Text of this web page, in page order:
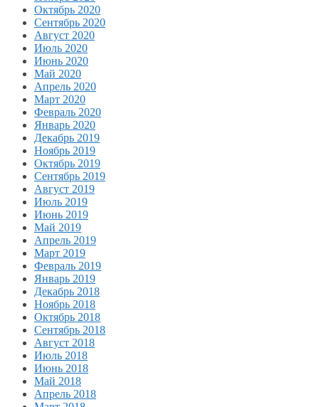
Октябрь 2020
Сентябрь 2020
Август 2020
Июль 2020
Июнь 2020
Май 2020
Апрель 2020
Март 2020
Февраль 2020
Январь 2020
Декабрь 2019
Ноябрь 2019
Октябрь 2019
Сентябрь 2019
Август 2019
Июль 2019
Июнь 2019
Май 2019
Апрель 2019
Март 2019
Февраль 2019
Январь 2019
Декабрь 2018
Ноябрь 2018
Октябрь 2018
Сентябрь 2018
Август 2018
Июль 2018
Июнь 2018
Май 2018
Апрель 2018